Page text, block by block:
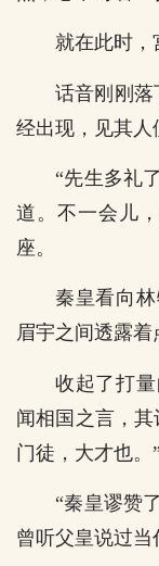
就在此时，
话音刚刚落
经出现，见其人
“先生多礼
道。不一会儿
座。
秦皇看向
眉宇之间透露
收起了打
闻相国之言，
门徒，大才也。”
“秦皇谬赞
曾听父皇说过当